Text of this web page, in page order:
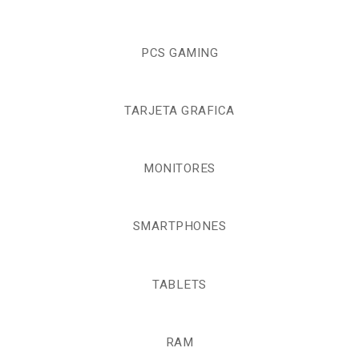
PCS GAMING
TARJETA GRAFICA
MONITORES
SMARTPHONES
TABLETS
RAM